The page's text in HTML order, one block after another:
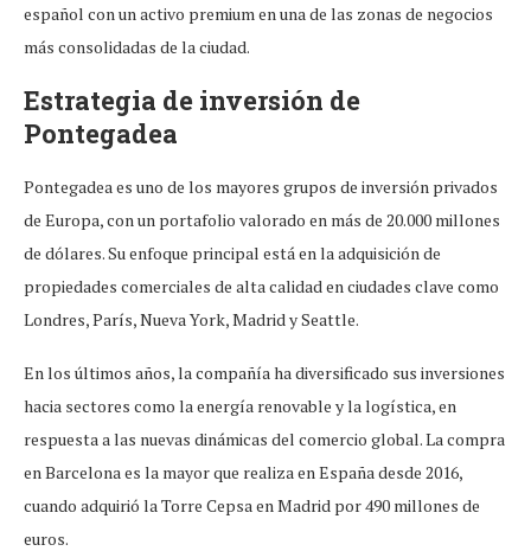
español con un activo premium en una de las zonas de negocios
más consolidadas de la ciudad.
Estrategia de inversión de
Pontegadea
Pontegadea es uno de los mayores grupos de inversión privados
de Europa, con un portafolio valorado en más de 20.000 millones
de dólares. Su enfoque principal está en la adquisición de
propiedades comerciales de alta calidad en ciudades clave como
Londres, París, Nueva York, Madrid y Seattle.
En los últimos años, la compañía ha diversificado sus inversiones
hacia sectores como la energía renovable y la logística, en
respuesta a las nuevas dinámicas del comercio global. La compra
en Barcelona es la mayor que realiza en España desde 2016,
cuando adquirió la Torre Cepsa en Madrid por 490 millones de
euros.